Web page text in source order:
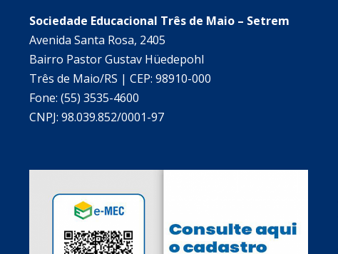
Sociedade Educacional Três de Maio – Setrem
Avenida Santa Rosa, 2405
Bairro Pastor Gustav Hüedepohl
Três de Maio/RS | CEP: 98910-000
Fone: (55) 3535-4600
CNPJ: 98.039.852/0001-97